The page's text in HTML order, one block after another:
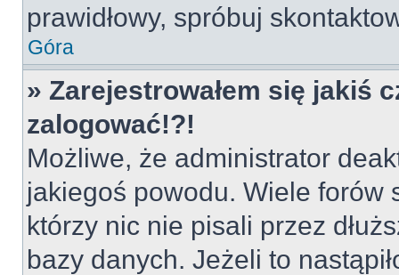
prawidłowy, spróbuj
Góra
» Zarejestrowałem się jakiś
zalogować!?!
Możliwe, że administrator
jakiegoś powodu. Wiele forów
którzy nic nie pisali przez
bazy danych. Jeżeli to